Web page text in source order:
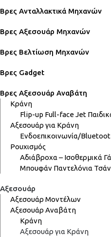
Βρες Ανταλλακτικά Μηχανών
Βρες Αξεσουάρ Μηχανών
Βρες Βελτίωση Μηχανών
Βρες Gadget
Βρες Αξεσουάρ Αναβάτη
Κράνη
Flip-up Full-faceJet
Αξεσουάρ για Κράνη
Ενδοεπικοινωνία/
Ρουχισμός
Αδιάβροχα – Ισοθερμικά
Μπουφάν Παντελόνια
Αξεσουάρ
Αξεσουάρ Μοντέλων
Αξεσουάρ Αναβάτη
Κράνη
Αξεσουάρ για Κράνη